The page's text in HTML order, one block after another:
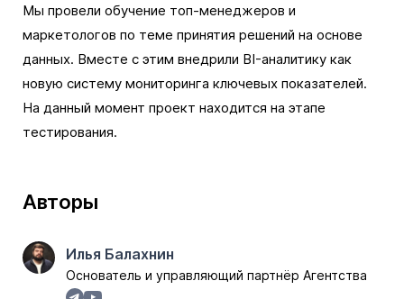
Мы провели обучение топ-менеджеров и
маркетологов по теме принятия решений на основе
данных. Вместе с этим внедрили BI-аналитику как
новую систему мониторинга ключевых показателей.
На данный момент проект находится на этапе
тестирования.
Авторы
Илья Балахнин
Основатель и управляющий партнёр Агентства